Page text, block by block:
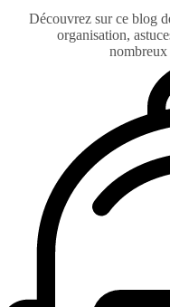
Découvrez sur ce blog
organisation,
nombreux